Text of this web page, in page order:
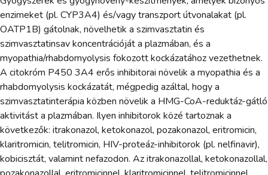
enzimeket (pl. CYP3A4) és/vagy transzport útvonalakat (pl.
OATP1B) gátolnak, növelhetik a szimvasztatin és
szimvasztatinsav koncentrációját a plazmában, és a
myopathia/rhabdomyolysis fokozott kockázatához vezethetnek.
A citokróm P450 3A4 erős inhibitorai növelik a myopathia és a
rhabdomyolysis kockázatát, mégpedig azáltal, hogy a
szimvasztatinterápia közben növelik a HMG-CoA-reduktáz-gátló
aktivitást a plazmában. Ilyen inhibitorok közé tartoznak a
következők: itrakonazol, ketokonazol, pozakonazol, eritromicin,
klaritromicin, telitromicin, HIV-proteáz-inhibitorok (pl. nelfinavir),
kobicisztát, valamint nefazodon. Az itrakonazollal, ketokonazollal,